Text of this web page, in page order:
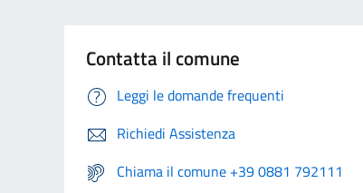
Contatta il comune
Leggi le domande frequenti
Richiedi Assistenza
Chiama il comune +39 0881 792111